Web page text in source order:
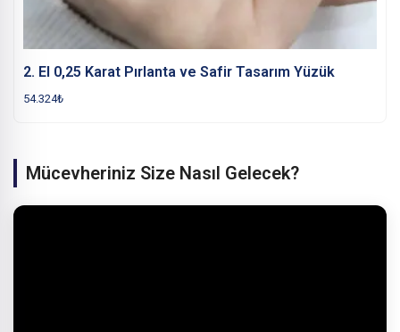
2. El 0,25 Karat Pırlanta ve Safir Tasarım Yüzük
54.324₺
Mücevheriniz Size Nasıl Gelecek?